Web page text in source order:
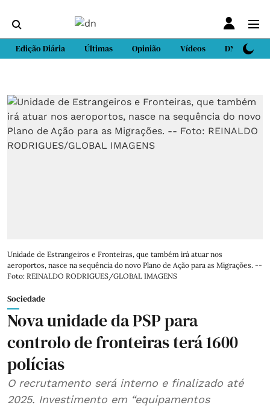
Edição Diária Últimas Opinião Vídeos DN Sport
Unidade de Estrangeiros e Fronteiras, que também irá atuar nos
aeroportos, nasce na sequência do novo Plano de Ação para as Migrações. --
Foto: REINALDO RODRIGUES/GLOBAL IMAGENS
Sociedade
Nova unidade da PSP para
controlo de fronteiras terá 1600
polícias
O recrutamento será interno e finalizado até
2025. Investimento em “equipamentos